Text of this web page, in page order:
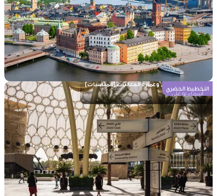
المشروع الحضري وعمارة الفعاليات (المناسبات)
أسماء بو علي
التخطيط الحضري